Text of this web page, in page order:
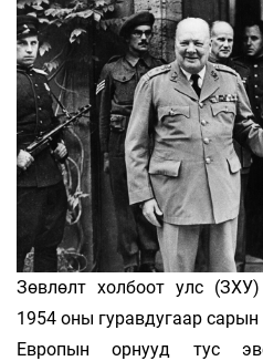
Зөвлөлт холбоот улс
1954 оны гуравдугаар
Европын орнууд тус